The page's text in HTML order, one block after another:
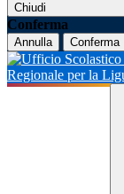
Chiudi
Conferma
Annulla Conferma
Regionale per la